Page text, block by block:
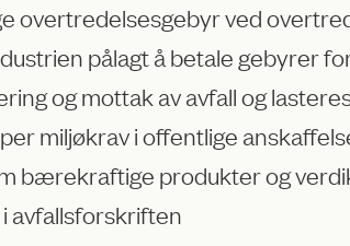
overtredelsesgebyr ved
pålagt å betale gebyrer
og mottak av avfall og
miljøkrav i offentlige
bærekraftige produkter og
avfallsforskriften